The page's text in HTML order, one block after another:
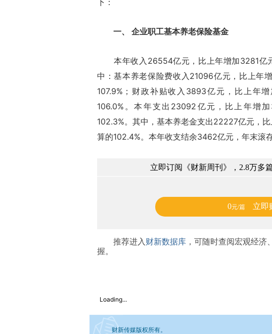
下：
一、 企业职工基本养老保险基金
本年收入26554亿元，比上年增加3281亿元
中：基本养老保险费收入21096亿元，比上年
107.9%；财政补贴收入3893亿元，比上年
106.0%。本年支出23092亿元，比上年增
102.3%。其中，基本养老金支出22227亿元，
算的102.4%。本年收支结余3462亿元，年末滚
立即订阅《财新周刊》，2.8万多
0元/篇 立即
推荐进入财新数据库 ，可随时查阅宏观经
握。
Loading...
财新传媒版权所有。